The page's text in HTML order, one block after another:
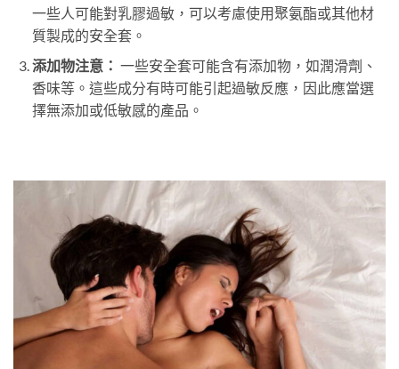
一些人可能對乳膠過敏，可以考慮使用聚氨酯或其他材
質製成的安全套。
添加物注意： 一些安全套可能含有添加物，如潤滑劑、
香味等。這些成分有時可能引起過敏反應，因此應當選
擇無添加或低敏感的產品。